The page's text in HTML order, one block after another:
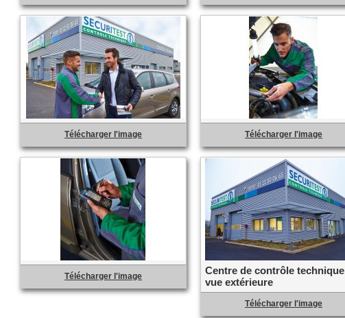
Télécharger l'image Télécharger l'image
Télécharger l'image
Centre de contrôle technique
vue extérieure
Télécharger l'image